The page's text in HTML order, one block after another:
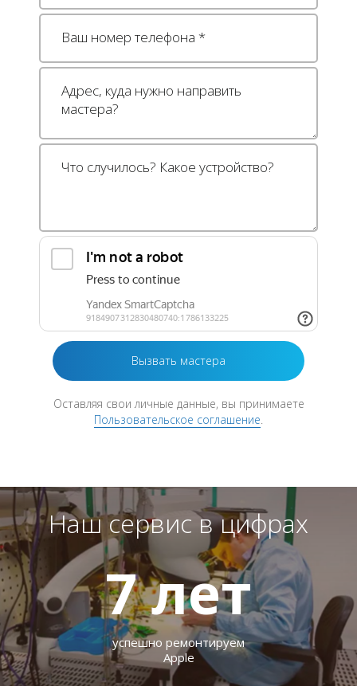
Оставляя свои личные данные, вы принимаете
Пользовательское соглашение.
Наш сервис в цифрах
7лет
успешно ремонтируем
Apple